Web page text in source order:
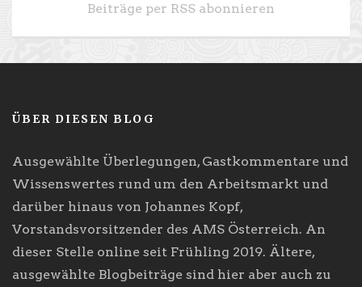
Beiträge per RSS abonnieren
ÜBER DIESEN BLOG
Ausgewählte Überlegungen, Gastkommentare und
Wissenswertes rund um den Arbeitsmarkt und
darüber hinaus von Johannes Kopf,
Vorstandsvorsitzender des AMS Österreich. An
dieser Stelle online seit Frühling 2019. Ältere,
ausgewählte Blogbeiträge sind hier aber auch zu